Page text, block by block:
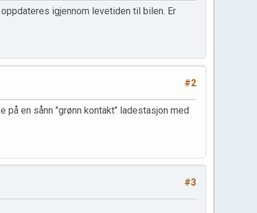
igjennom levetiden til bilen. Er
#2
en sånn "grønn kontakt" ladestasjon med
#3